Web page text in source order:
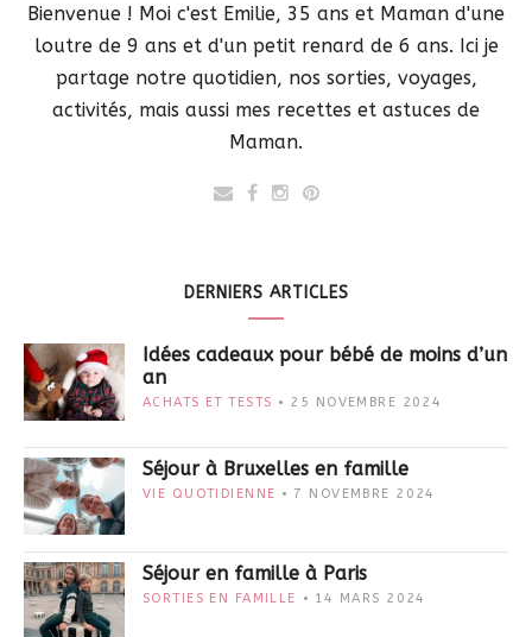
Bienvenue ! Moi c'est Emilie, 35 ans et Maman d'une
loutre de 9 ans et d'un petit renard de 6 ans. Ici je
partage notre quotidien, nos sorties, voyages,
activités, mais aussi mes recettes et astuces de
Maman.
DERNIERS ARTICLES
Idées cadeaux pour bébé de moins d’un
an
ACHATS ET TESTS 25 NOVEMBRE 2024
Séjour à Bruxelles en famille
VIE QUOTIDIENNE 7 NOVEMBRE 2024
Séjour en famille à Paris
SORTIES EN FAMILLE 14 MARS 2024